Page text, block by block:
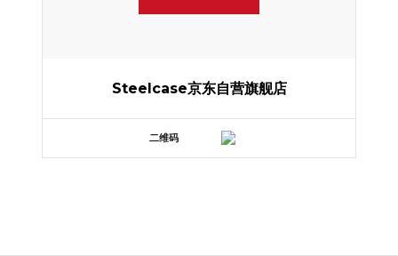
Steelcase京东自营旗舰店
二维码